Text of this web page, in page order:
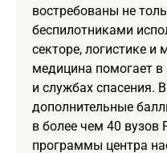
востребованы не
беспилотниками
секторе, логистике и
медицина помогает в
и службах спасения.
дополнительные
в более чем 40 вузов
программы центра